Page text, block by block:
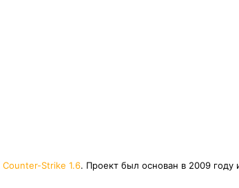
Counter-Strike 1.6. Проект был основан в 2009